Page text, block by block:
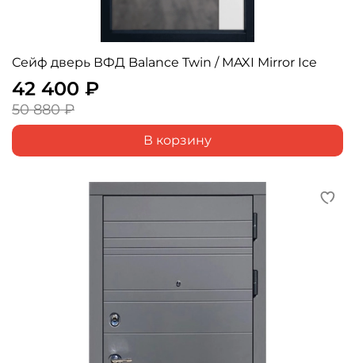
Сейф дверь ВФД Balance Twin / MAXI Mirror Ice
42 400 ₽
50 880 ₽
В корзину